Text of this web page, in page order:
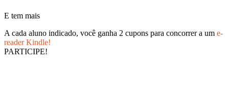
E tem mais
A cada aluno indicado, você ganha 2 cupons para concorrer a um e-
reader Kindle!
PARTICIPE!